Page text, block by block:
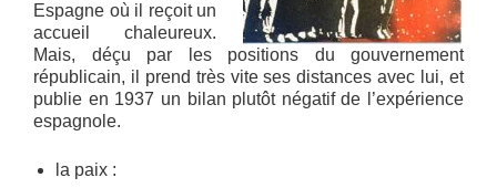
Espagne où il reçoit un
accueil chaleureux.
Mais, déçu par les positions du gouvernement
républicain, il prend très vite ses distances avec lui, et
publie en 1937 un bilan plutôt négatif de l’expérience
espagnole.
la paix :